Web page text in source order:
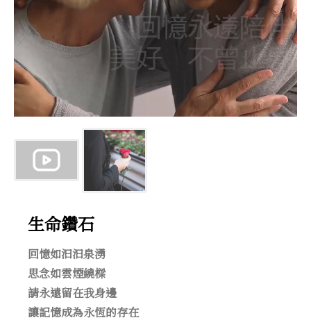
生命鑽石
回憶如汩汩泉湧
思念如雲煙繞樑
請永遠留在我身邊
讓記憶成為永恆的存在